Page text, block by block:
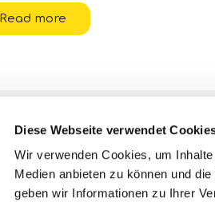
Diese Webseite verwendet
Wir verwenden Cookies, um
Medien anbieten zu können und
geben wir Informationen zu Ihrer
Read more